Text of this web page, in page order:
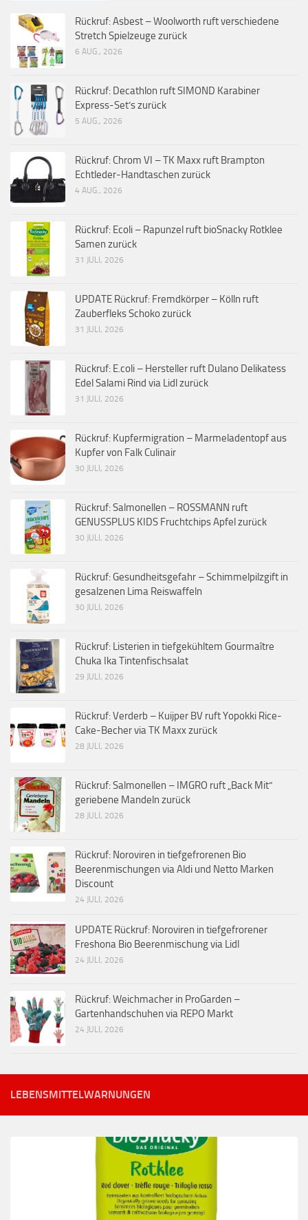
Rückruf: Asbest – Woolworth ruft verschiedene
Stretch Spielzeuge zurück
6 AUG., 2026
Rückruf: Decathlon ruft SIMOND Karabiner
Express-Set’s zurück
5 AUG., 2026
Rückruf: Chrom VI – TK Maxx ruft Brampton
Echtleder-Handtaschen zurück
4 AUG., 2026
Rückruf: Ecoli – Rapunzel ruft bioSnacky Rotklee
Samen zurück
31 JULI, 2026
UPDATE Rückruf: Fremdkörper – Kölln ruft
Zauberfleks Schoko zurück
31 JULI, 2026
Rückruf: E.coli – Hersteller ruft Dulano Delikatess
Edel Salami Rind via Lidl zurück
31 JULI, 2026
Rückruf: Kupfermigration – Marmeladentopf aus
Kupfer von Falk Culinair
30 JULI, 2026
Rückruf: Salmonellen – ROSSMANN ruft
GENUSSPLUS KIDS Fruchtchips Apfel zurück
30 JULI, 2026
Rückruf: Gesundheitsgefahr – Schimmelpilzgift in
gesalzenen Lima Reiswaffeln
30 JULI, 2026
Rückruf: Listerien in tiefgekühltem Gourmaître
Chuka Ika Tintenfischsalat
29 JULI, 2026
Rückruf: Verderb – Kuijper BV ruft Yopokki Rice-
Cake-Becher via TK Maxx zurück
28 JULI, 2026
Rückruf: Salmonellen – IMGRO ruft „Back Mit“
geriebene Mandeln zurück
28 JULI, 2026
Rückruf: Noroviren in tiefgefrorenen Bio
Beerenmischungen via Aldi und Netto Marken
Discount
24 JULI, 2026
UPDATE Rückruf: Noroviren in tiefgefrorener
Freshona Bio Beerenmischung via Lidl
24 JULI, 2026
Rückruf: Weichmacher in ProGarden –
Gartenhandschuhen via REPO Markt
24 JULI, 2026
LEBENSMITTELWARNUNGEN